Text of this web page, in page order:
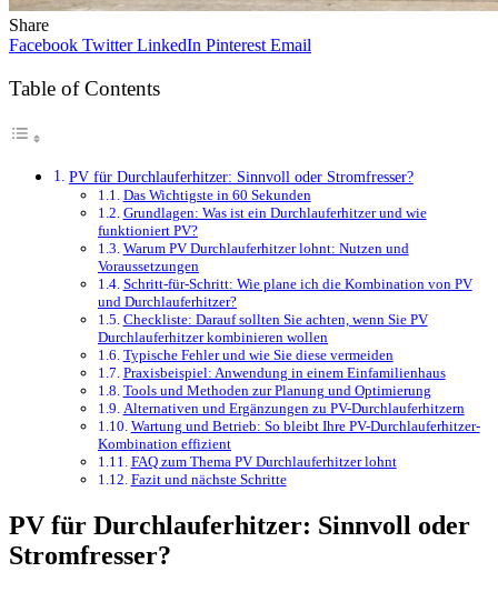
Share
Facebook Twitter LinkedIn Pinterest Email
Table of Contents
PV für Durchlauferhitzer: Sinnvoll oder Stromfresser?
Das Wichtigste in 60 Sekunden
Grundlagen: Was ist ein Durchlauferhitzer und wie
funktioniert PV?
Warum PV Durchlauferhitzer lohnt: Nutzen und
Voraussetzungen
Schritt-für-Schritt: Wie plane ich die Kombination von PV
und Durchlauferhitzer?
Checkliste: Darauf sollten Sie achten, wenn Sie PV
Durchlauferhitzer kombinieren wollen
Typische Fehler und wie Sie diese vermeiden
Praxisbeispiel: Anwendung in einem Einfamilienhaus
Tools und Methoden zur Planung und Optimierung
Alternativen und Ergänzungen zu PV-Durchlauferhitzern
Wartung und Betrieb: So bleibt Ihre PV-Durchlauferhitzer-
Kombination effizient
FAQ zum Thema PV Durchlauferhitzer lohnt
Fazit und nächste Schritte
PV für Durchlauferhitzer: Sinnvoll oder
Stromfresser?